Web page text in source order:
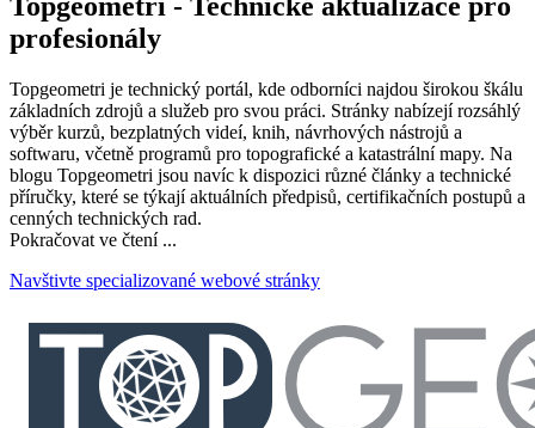
profesionály
Topgeometri je technický portál, kde odborníci najdou širokou škálu
základních zdrojů a služeb pro svou práci. Stránky nabízejí rozsáhlý
výběr kurzů, bezplatných videí, knih, návrhových nástrojů a
softwaru, včetně programů pro topografické a katastrální mapy. Na
blogu Topgeometri jsou navíc k dispozici různé články a technické
příručky, které se týkají aktuálních předpisů, certifikačních postupů a
cenných technických rad.
Pokračovat ve čtení ...
Navštivte specializované webové stránky